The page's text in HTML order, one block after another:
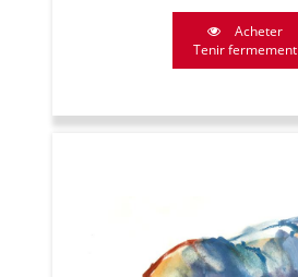
Acheter
Tenir fermement